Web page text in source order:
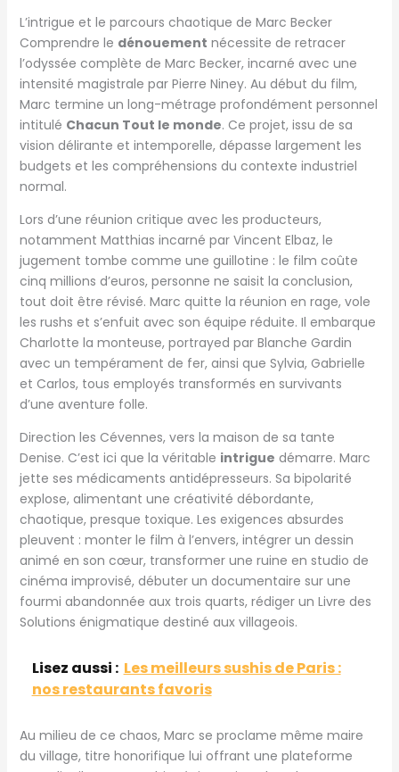
L’intrigue et le parcours chaotique de Marc Becker
Comprendre le dénouement nécessite de retracer
l’odyssée complète de Marc Becker, incarné avec une
intensité magistrale par Pierre Niney. Au début du film,
Marc termine un long-métrage profondément personnel
intitulé Chacun Tout le monde. Ce projet, issu de sa
vision délirante et intemporelle, dépasse largement les
budgets et les compréhensions du contexte industriel
normal.
Lors d’une réunion critique avec les producteurs,
notamment Matthias incarné par Vincent Elbaz, le
jugement tombe comme une guillotine : le film coûte
cinq millions d’euros, personne ne saisit la conclusion,
tout doit être révisé. Marc quitte la réunion en rage, vole
les rushs et s’enfuit avec son équipe réduite. Il embarque
Charlotte la monteuse, portrayed par Blanche Gardin
avec un tempérament de fer, ainsi que Sylvia, Gabrielle
et Carlos, tous employés transformés en survivants
d’une aventure folle.
Direction les Cévennes, vers la maison de sa tante
Denise. C’est ici que la véritable intrigue démarre. Marc
jette ses médicaments antidépresseurs. Sa bipolarité
explose, alimentant une créativité débordante,
chaotique, presque toxique. Les exigences absurdes
pleuvent : monter le film à l’envers, intégrer un dessin
animé en son cœur, transformer une ruine en studio de
cinéma improvisé, débuter un documentaire sur une
fourmi abandonnée aux trois quarts, rédiger un Livre des
Solutions énigmatique destiné aux villageois.
Lisez aussi : Les meilleurs sushis de Paris :
nos restaurants favoris
Au milieu de ce chaos, Marc se proclame même maire
du village, titre honorifique lui offrant une plateforme